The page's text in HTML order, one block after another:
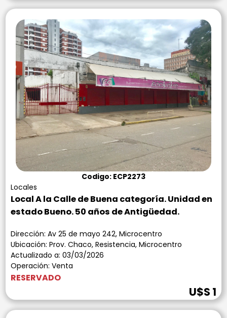
Codigo: ECP2273
Locales
Local A la Calle de Buena categoría. Unidad en
estado Bueno. 50 años de Antigüedad.
Dirección: Av 25 de mayo 242, Microcentro
Ubicación: Prov. Chaco, Resistencia, Microcentro
Actualizado a: 03/03/2026
Operación: Venta
RESERVADO
U$S 1